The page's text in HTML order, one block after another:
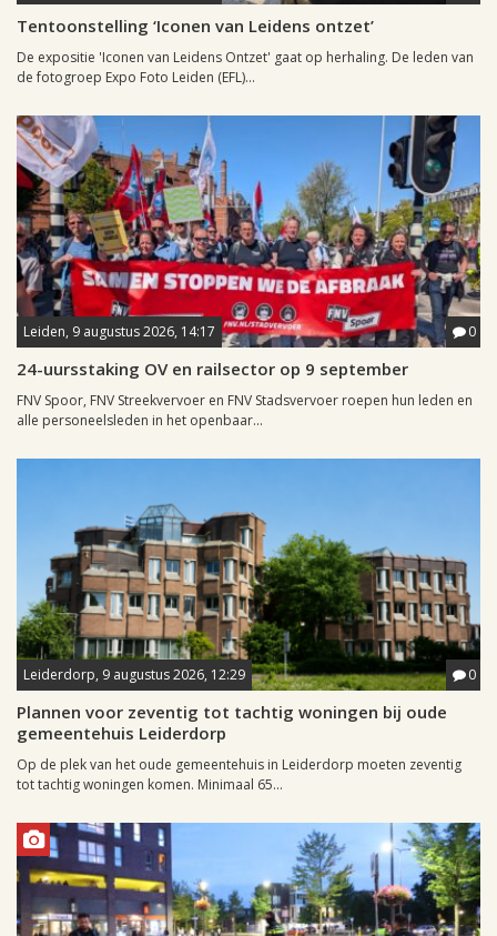
Tentoonstelling ‘Iconen van Leidens ontzet’
De expositie 'Iconen van Leidens Ontzet' gaat op herhaling. De leden van
de fotogroep Expo Foto Leiden (EFL)...
Leiden, 9 augustus 2026, 14:17 0
24-uursstaking OV en railsector op 9 september
FNV Spoor, FNV Streekvervoer en FNV Stadsvervoer roepen hun leden en
alle personeelsleden in het openbaar...
Leiderdorp, 9 augustus 2026, 12:29 0
Plannen voor zeventig tot tachtig woningen bij oude
gemeentehuis Leiderdorp
Op de plek van het oude gemeentehuis in Leiderdorp moeten zeventig
tot tachtig woningen komen. Minimaal 65...